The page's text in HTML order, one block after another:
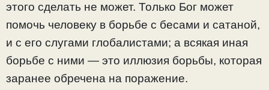
этого сделать не может. Только Бог может
помочь человеку в борьбе с бесами и сатаной,
и с его слугами глобалистами; а всякая иная
борьбе с ними — это иллюзия борьбы, которая
заранее обречена на поражение.